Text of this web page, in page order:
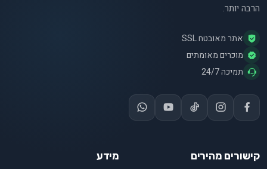
הרבה יותר.
אתר מאובטח SSL
מוכרים מאומתים
תמיכה 24/7
קישורים מהירים מידע